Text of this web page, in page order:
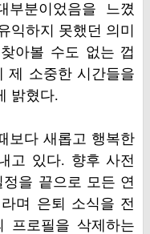
분이었음을 느꼈
익하지 못했던 의미
아볼 수도 없는 껍
제 소중한 시간들을
밝혔다.
보다 새롭고 행복한
고 있다. 향후 사전
을 끝으로 모든 연
며 은퇴 소식을 전
프로필을 삭제하는